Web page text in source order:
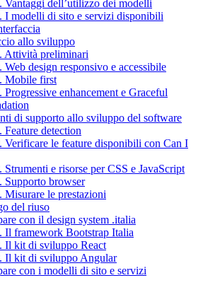
Vantaggi dell’utilizzo dei modelli
I modelli di sito e servizi disponibili
allo sviluppo
Attività preliminari
Web design responsivo e accessibile
Mobile first
Progressive enhancement e Graceful
di supporto allo sviluppo del software
Feature detection
Verificare le feature disponibili con Can I
Strumenti e risorse per CSS e JavaScript
Supporto browser
Misurare le prestazioni
del riuso
con il design system .italia
Il framework Bootstrap Italia
Il kit di sviluppo React
Il kit di sviluppo Angular
con i modelli di sito e servizi